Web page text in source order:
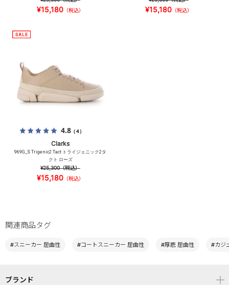
¥15,180 （税込） ¥15,180 （税込）
4.8（4）
Clarks
969G_S Trigenic2 Tact トライジェニック2タ
クト ローズ
¥25,300（税込）
¥15,180 （税込）
関連商品タグ
#スニーカー 屈曲性 #コートスニーカー 屈曲性 #厚底 屈曲性 #カジ
ブランド